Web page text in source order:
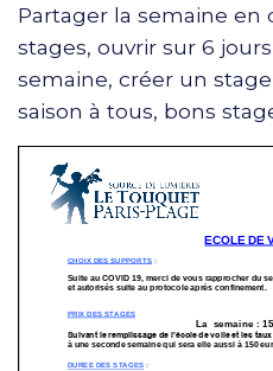
Partager la semaine
stages, ouvrir sur 6
semaine, créer un
saison à tous, bons